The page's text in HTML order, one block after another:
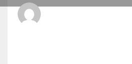
Radio Hit La Xplosiva